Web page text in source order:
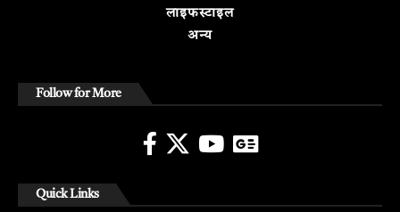
लाइफस्टाइल
अन्य
Follow for More
Quick Links